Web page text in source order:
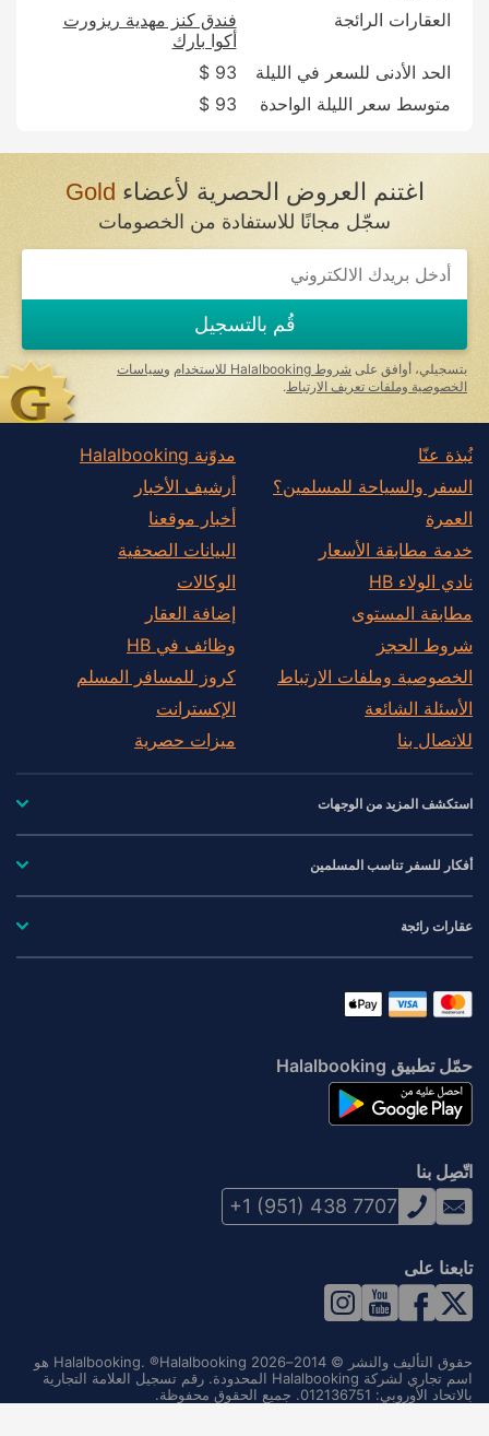
العقارات الرائجة
فندق كنز مهدية ريزورت
أكوا بارك
الحد الأدنى للسعر في الليلة
93 $
متوسط سعر الليلة الواحدة
93 $
اغتنم العروض الحصرية لأعضاءGold
سجّل مجانًا للاستفادة من الخصومات
قُم بالتسجيل
بتسجيلي، أوافق على شروط Halalbooking للاستخدام وسياسات
الخصوصية وملفات تعريف الارتباط .
نُبذة عنّا
السفر والسياحة للمسلمين؟
العمرة
خدمة مطابقة الأسعار
نادي الولاء HB
مطابقة المستوى
شروط الحجز
الخصوصية وملفات الارتباط
الأسئلة الشائعة
للاتصال بنا
مدوّنة Halalbooking
أرشيف الأخبار
أخبار موقعنا
البيانات الصحفية
الوكالات
إضافة العقار
وظائف في HB
كروز للمسافر المسلم
الإكسترانت
ميزات حصرية
استكشف المزيد من الوجهات
أفكار للسفر تناسب المسلمين
عقارات رائجة
حمّل تطبيق Halalbooking
اتّصِل بنا
+1 (951) 438 7707
تابعنا على
حقوق التأليف والنشر © 2014–2026 Halalbooking. ®Halalbooking هو
اسم تجاري لشركة Halalbooking المحدودة. رقم تسجيل العلامة التجارية
بالاتحاد الأوروبي: 012136751. جميع الحقوق محفوظة.